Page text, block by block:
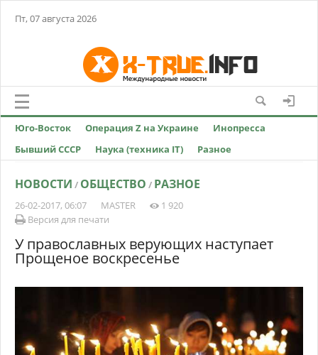
Пт, 07 августа 2026
Юго-Восток Операция Z на Украине
Инопресса
Бывший СССР
Наука (техника IT) Разное
НОВОСТИ / ОБЩЕСТВО / РАЗНОЕ
26-02-2017, 06:07 MASTER
1 920
Версия для печати
У православных верующих наступает
Прощеное воскресенье